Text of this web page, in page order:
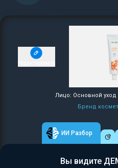
Лицо: Основной уход
Бренд
ИИ Разбор
Вы видите